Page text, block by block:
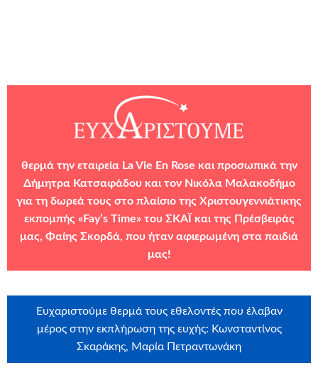
θερμά την εταιρεία La Vie En Rose και προσωπικά την
Δήμητρα Κατσαφάδου και τον Νικόλα Μαλακοδήμο
για τη δωρεά τους στο πλαίσιο της Χριστουγεννιάτικης
εκπομπής «Fay’s Time» του ΣΚΑΪ και της Πρέσβειράς
μας, Φαίης Σκορδά, που ήταν αφιερωμένη στα παιδιά
μας!
Ευχαριστούμε θερμά τους εθελοντές που έλαβαν
μέρος στην εκπλήρωση της ευχής: Κωνσταντίνος
Σκαράκης, Μαρία Πετραντωνάκη